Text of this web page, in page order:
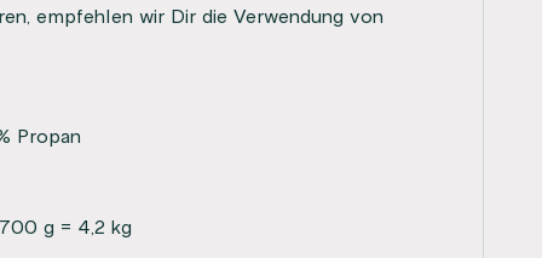
empfehlen wir Dir die Verwendung von
Propan
g = 4,2 kg